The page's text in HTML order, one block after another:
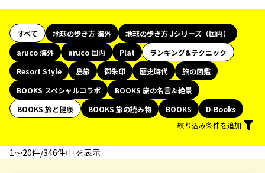
すべて 地球の歩き方 海外
地球の歩き方 Jシリーズ（国内）
aruco 海外
aruco 国内 Plat
ランキング&テクニック
Resort Style
島旅 御朱印 歴史時代
旅の図鑑
BOOKS スペシャルコラボ
BOOKS 旅の名言＆絶景
BOOKS 旅と健康
BOOKS 旅の読み物 BOOKS
D-Books
絞り込み条件を追加
1〜20件/346件中 を表示